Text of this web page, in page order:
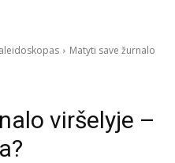
Matyti save žurnalo
viršelyje –